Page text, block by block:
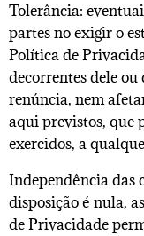
Tolerância:
partes no exigir o
Política de
decorrentes dele
renúncia, nem
aqui previstos, que
exercidos, a
Independência das
disposição é nula,
de Privacidade